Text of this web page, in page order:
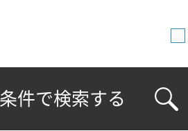
件で検索する